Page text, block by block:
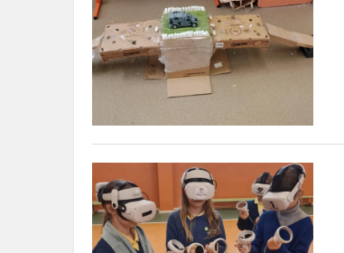
kūrybinės
dirbtuvės
viktorina